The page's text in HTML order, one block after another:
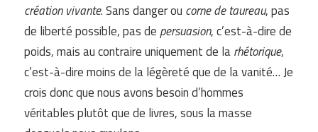
création vivante. Sans danger ou corne de taureau, pas
de liberté possible, pas de persuasion, c’est-à-dire de
poids, mais au contraire uniquement de larhétorique,
c’est-à-dire moins de la légèreté que de la vanité… Je
crois donc que nous avons besoin d’hommes
véritables plutôt que de livres, sous la masse